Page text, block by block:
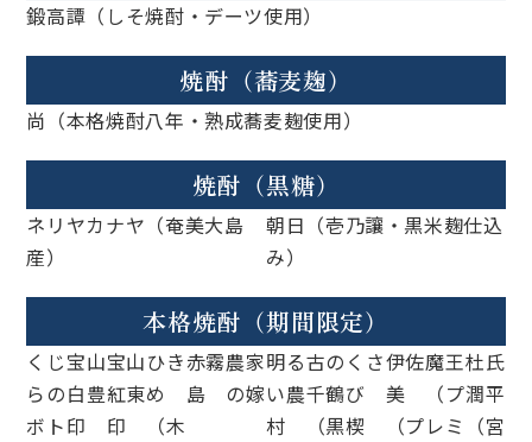
鍛高譚（しそ焼酎・デーツ使用）
焼酎（蕎麦麹）
尚（本格焼酎八年・熟成蕎麦麹使用）
焼酎（黒糖）
ネリヤカナヤ（奄美大島
産）
朝日（壱乃讓・黒米麹仕込
み）
本格焼酎（期間限定）
くじ
らの
ボト
宝山
白豊
印
宝山
紅東
印
ひき
め
（木
赤霧
島
農家
の嫁
明る
い農
村
古の
千鶴
（黒
くさ
び
楔
伊佐
美
（プ
魔王
（プ
レミ
杜氏
潤平
（宮